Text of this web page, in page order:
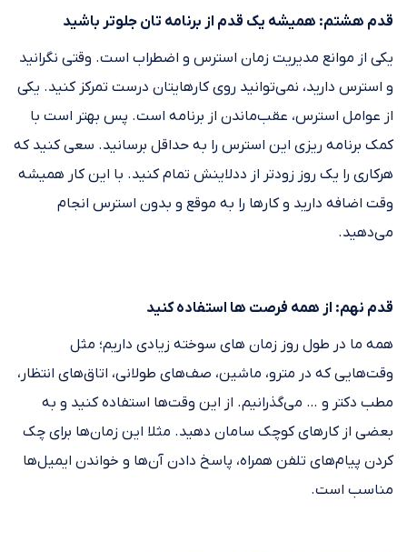
قدم هشتم: همیشه یک قدم از برنامه تان جلوتر باشید
یکی از موانع مدیریت زمان استرس و اضطراب است. وقتی نگرانید
و استرس دارید، نمی‌توانید روی کارهایتان درست تمرکز کنید. یکی
از عوامل استرس، عقب‌ماندن از برنامه است. پس بهتر است با
کمک برنامه ریزی این استرس را به حداقل برسانید. سعی کنید که
هرکاری را یک روز زودتر از ددلاینش تمام کنید. با این کار همیشه
وقت اضافه دارید و کارها را به موقع و بدون استرس انجام
می‌دهید.
قدم نهم: از همه فرصت ها استفاده کنید
همه ما در طول روز زمان های سوخته زیادی داریم؛ مثل
وقت‌هایی که در مترو، ماشین، صف‌های طولانی، اتاق‌های انتظار،
مطب دکتر و … می‌گذرانیم. از این وقت‌ها استفاده کنید و به
بعضی از کارهای کوچک سامان دهید. مثلا این زمان‌ها برای چک
کردن پیام‌های تلفن همراه، پاسخ دادن آن‌ها و خواندن ایمیل‌ها
مناسب است.